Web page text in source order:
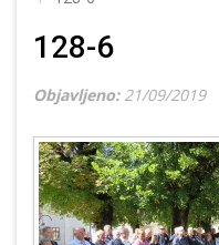
128-6
Objavljeno: 21/09/2019